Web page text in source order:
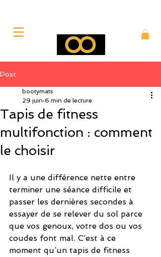
Post
Tapis de fitness
multifonction : comment
le choisir
bootymats
29 juin 6 min de lecture
Il y a une différence nette entre
terminer une séance difficile et
passer les dernières secondes à
essayer de se relever du sol parce
que vos genoux, votre dos ou vos
coudes font mal. C’est à ce
moment qu’un tapis de fitness